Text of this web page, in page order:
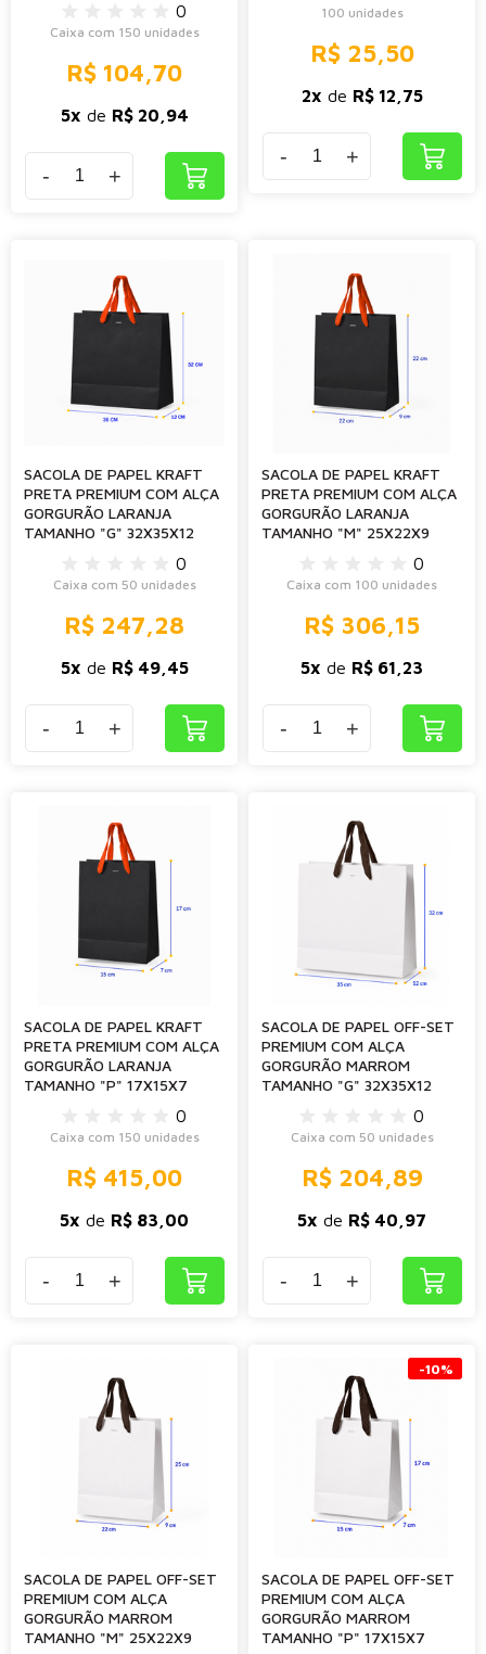
0
Caixa com 150 unidades
R$ 104,70
5x de R$ 20,94
- +
100 unidades
R$ 25,50
2x de R$ 12,75
- +
SACOLA DE PAPEL KRAFT
PRETA PREMIUM COM ALÇA
GORGURÃO LARANJA
TAMANHO "G" 32X35X12
0
Caixa com 50 unidades
R$ 247,28
5x de R$ 49,45
- +
SACOLA DE PAPEL KRAFT
PRETA PREMIUM COM ALÇA
GORGURÃO LARANJA
TAMANHO "M" 25X22X9
0
Caixa com 100 unidades
R$ 306,15
5x de R$ 61,23
- +
SACOLA DE PAPEL KRAFT
PRETA PREMIUM COM ALÇA
GORGURÃO LARANJA
TAMANHO "P" 17X15X7
0
Caixa com 150 unidades
R$ 415,00
5x de R$ 83,00
- +
SACOLA DE PAPEL OFF-SET
PREMIUM COM ALÇA
GORGURÃO MARROM
TAMANHO "G" 32X35X12
0
Caixa com 50 unidades
R$ 204,89
5x de R$ 40,97
- +
SACOLA DE PAPEL OFF-SET
PREMIUM COM ALÇA
GORGURÃO MARROM
TAMANHO "M" 25X22X9
-10%
SACOLA DE PAPEL OFF-SET
PREMIUM COM ALÇA
GORGURÃO MARROM
TAMANHO "P" 17X15X7